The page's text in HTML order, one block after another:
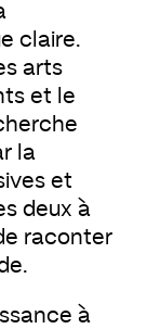
claire.
arts
et le
la
et
deux à
raconter
à